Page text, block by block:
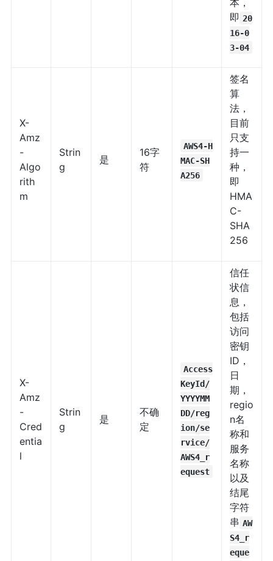
本，
即 20
16-0
3-04
X-
Amz
-
Algo
rith
m
Strin
g
是
16字
符
AWS4-H
MAC-SH
A256
签名
算
法，
目前
只支
持一
种，
即
HMA
C-
SHA
256
X-
Amz
-
Cred
entia
l
Strin
g
是
不确
定
Access
KeyId/
YYYYMM
DD/reg
ion/se
rvice/
AWS4_r
equest
信任
状信
息，
包括
访问
密钥
ID，
日
期，
regio
n名
称和
服务
名称
以及
结尾
字符
串 AW
S4_r
eque